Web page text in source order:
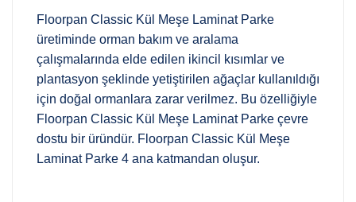
Floorpan Classic Kül Meşe Laminat Parke
üretiminde orman bakım ve aralama
çalışmalarında elde edilen ikincil kısımlar ve
plantasyon şeklinde yetiştirilen ağaçlar kullanıldığı
için doğal ormanlara zarar verilmez. Bu özelliğiyle
Floorpan Classic Kül Meşe Laminat Parke çevre
dostu bir üründür. Floorpan Classic Kül Meşe
Laminat Parke 4 ana katmandan oluşur.